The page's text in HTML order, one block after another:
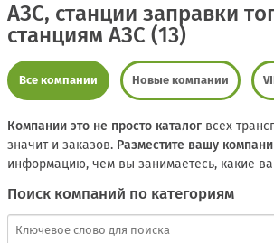
АЗС, станции заправки
станциям АЗС (13)
Все компании Новые компании
Компании это не просто каталог всех
значит и заказов. Разместите вашу
информацию, чем вы занимаетесь, какие
Поиск компаний по категориям